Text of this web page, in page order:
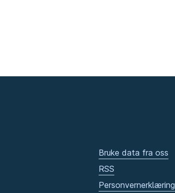
Bruke data fra oss
RSS
Personvernerklæring